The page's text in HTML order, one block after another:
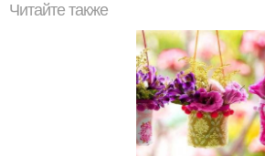
Читайте также